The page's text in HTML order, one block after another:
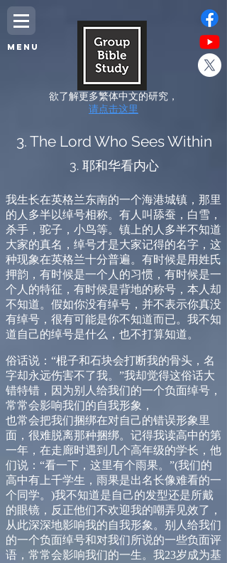
MENU
3. The Lord Who Sees Within
3. 耶和华看内心
我生长在英格兰东南的一个海港城镇，那里
的人多半以绰号相称。有人叫舔蚕，白雪，
杀手，驼子，小鸟等。镇上的人多半不知道
大家的真名，绰号才是大家记得的名字，这
种现象在英格兰十分普遍。有时候是用姓氏
押韵，有时候是一个人的习惯，有时候是一
个人的特征，有时候是背地的称号，本人却
不知道。假如你没有绰号，并不表示你真没
有绰号，很有可能是你不知道而已。我不知
道自己的绰号是什么，也不打算知道。
俗话说：“棍子和石块会打断我的骨头，名
字却永远伤害不了我。”我却觉得这俗话大
错特错，因为别人给我们的一个负面绰号，
常常会影响我们的自我形象，
也常会把我们捆绑在对自己的错误形象里
面，很难脱离那种捆绑。记得我读高中的第
一年，在走廊时遇到几个高年级的学长，他
们说：“看一下，这里有个雨果。”(我们的
高中有上千学生，雨果是出名长像难看的一
个同学。 )我不知道是自己的发型还是所戴
的眼镜，反正他们不欢迎我的嘲弄见效了，
从此深深地影响我的自我形象。别人给我们
的一个负面绰号和对我们所说的一些负面评
语，常常会影响我们的一生。我23岁成为基
欲了解更多繁体中文的研究，
请点击这里